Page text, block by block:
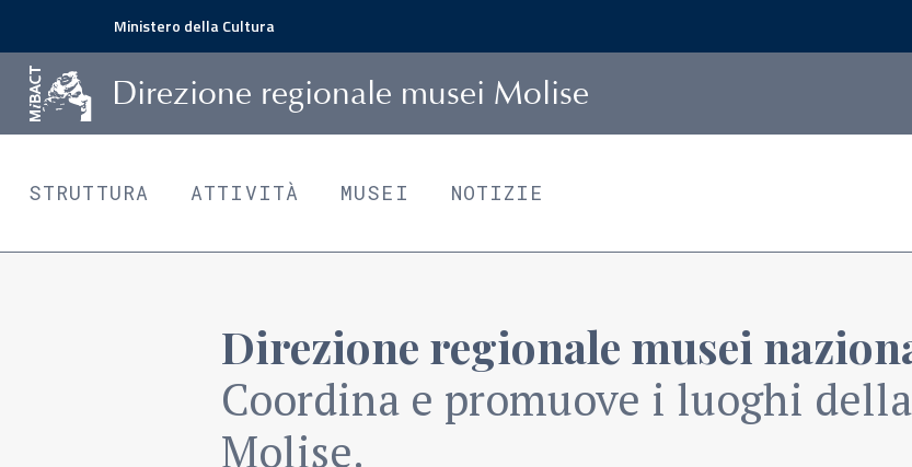
Ministero della Cultura
Direzione regionale musei Molise
STRUTTURA ATTIVITÀ MUSEI NOTIZIE
Direzione regionale musei
Coordina e promuove i luoghi
Molise.